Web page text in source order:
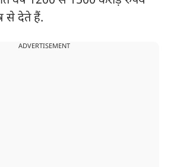
से देते हैं.
ADVERTISEMENT